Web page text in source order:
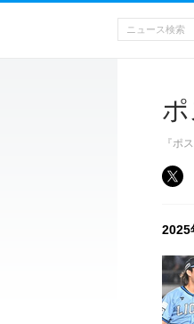
『ポ
2025